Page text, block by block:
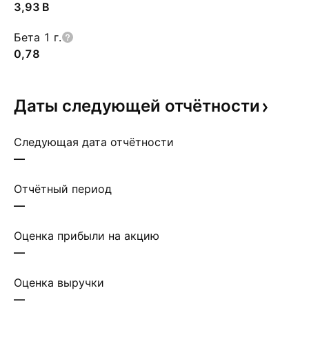
‪3,93 B‬
Бета 1 г.
0,78
Даты следующей отчётности
Следующая дата отчётности
—
Отчётный период
—
Оценка прибыли на акцию
—
Оценка выручки
—